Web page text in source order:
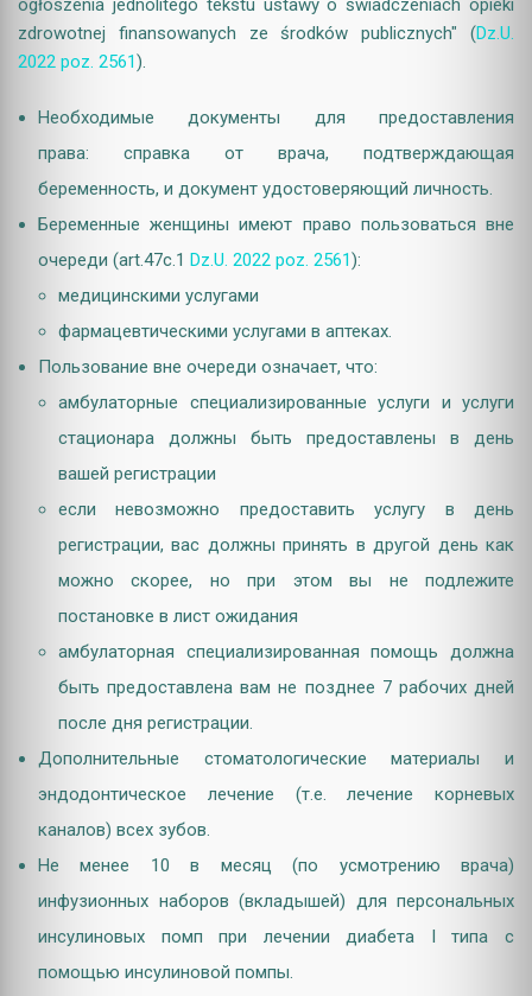
ogłoszenia jednolitego tekstu ustawy o świadczeniach opieki
zdrowotnej finansowanych ze środków publicznych" (Dz.U.
2022 poz. 2561).
Необходимые документы для предоставления
права: cправка от врача, подтверждающая
беременность, и документ удостоверяющий личность.
Беременные женщины имеют право пользоваться вне
очереди (art.47c.1 Dz.U. 2022 poz. 2561):
медицинскими услугами
фармацевтическими услугами в аптеках.
Пользование вне очереди означает, что:
амбулаторные специализированные услуги и услуги
стационара должны быть предоставлены в день
вашей регистрации
если невозможно предоставить услугу в день
регистрации, вас должны принять в другой день как
можно скорее, но при этом вы не подлежите
постановке в лист ожидания
амбулаторная специализированная помощь должна
быть предоставлена вам не позднее 7 рабочих дней
после дня регистрации.
Дополнительные стоматологические материалы и
эндодонтическое лечение (т.е. лечение корневых
каналов) всех зубов.
Не менее 10 в месяц (по усмотрению врача)
инфузионных наборов (вкладышей) для персональных
инсулиновых помп при лечении диабета I типа с
помощью инсулиновой помпы.